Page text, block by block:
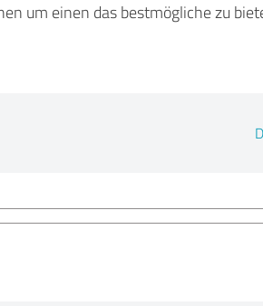
um einen das bestmögliche zu